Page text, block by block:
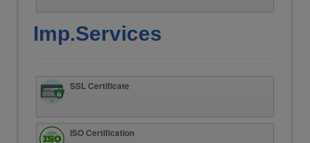
Imp.Services
SSL Certificate
ISO Certification